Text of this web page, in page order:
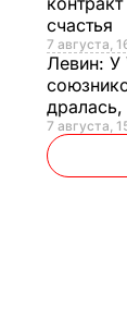
счастья
7 августа,
Левин: У
7 августа,